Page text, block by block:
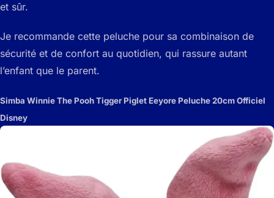
et sûr.
Je recommande cette peluche pour sa combinaison de
sécurité et de confort au quotidien, qui rassure autant
l’enfant que le parent.
Simba Winnie The Pooh Tigger Piglet Eeyore Peluche 20cm Officiel
Disney